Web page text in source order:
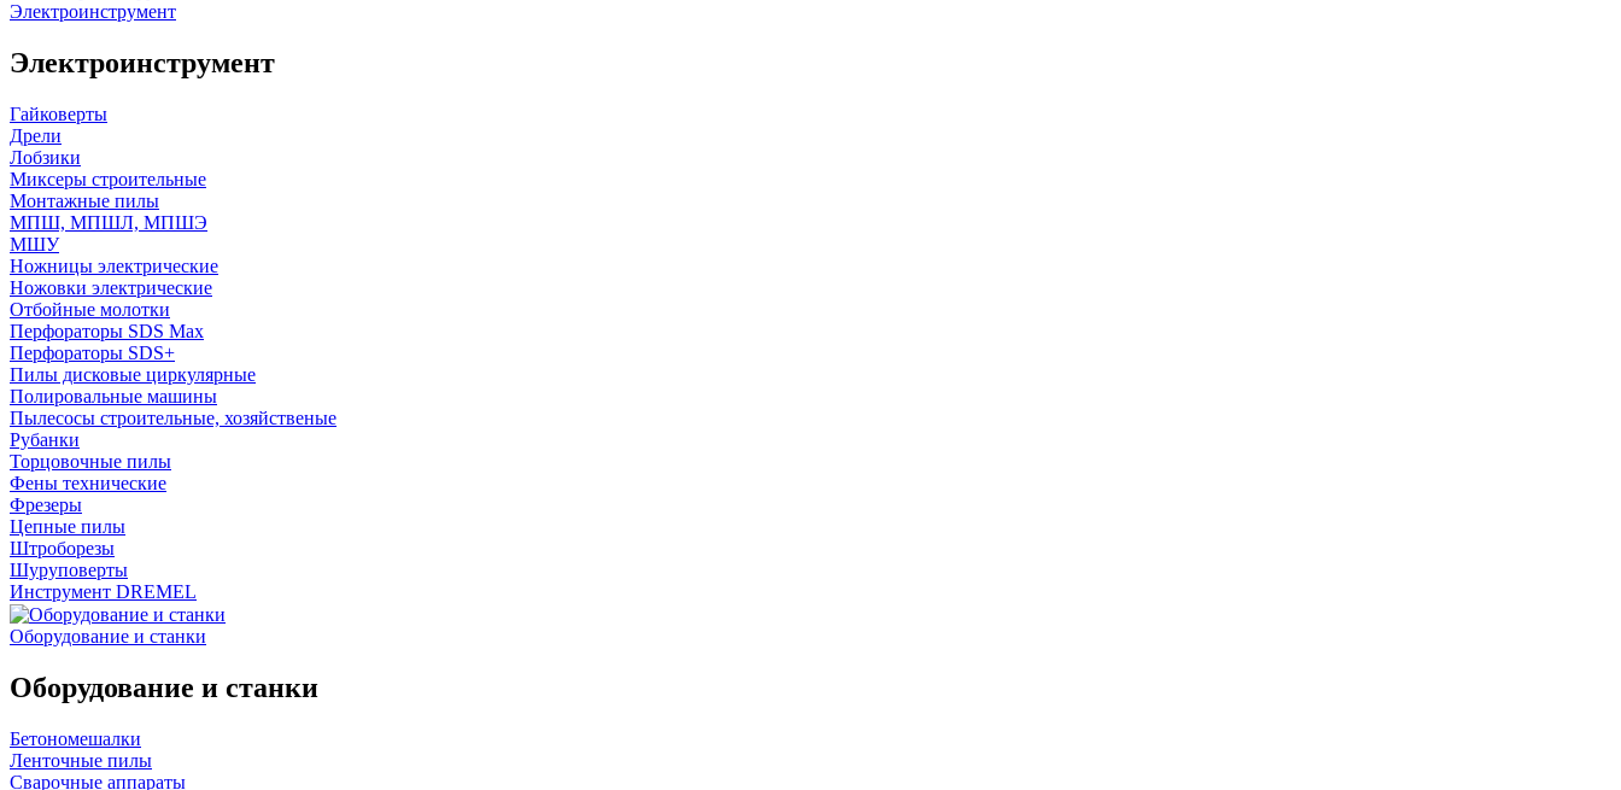
Электроинструмент
Электроинструмент
Гайковерты
Дрели
Лобзики
Миксеры строительные
Монтажные пилы
МПШ, МПШЛ, МПШЭ
МШУ
Ножницы электрические
Ножовки электрические
Отбойные молотки
Перфораторы SDS Max
Перфораторы SDS+
Пилы дисковые циркулярные
Полировальные машины
Пылесосы строительные, хозяйственые
Рубанки
Торцовочные пилы
Фены технические
Фрезеры
Цепные пилы
Штроборезы
Шуруповерты
Инструмент DREMEL
Оборудование и станки
Оборудование и станки
Бетономешалки
Ленточные пилы
Сварочные аппараты